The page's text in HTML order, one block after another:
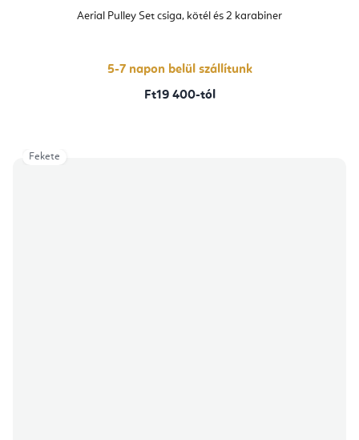
Aerial Pulley Set csiga, kötél és 2 karabiner
5-7 napon belül szállítunk
Ft19 400-tól
Fekete